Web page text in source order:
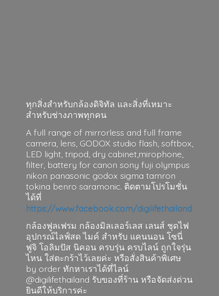
ทุกสิ่งสำหรับกล้องดิจิทัล และสิ่งที่เหมาะ
สำหรับช่างภาพทุกคน
A full range of mirrorless and full frame
camera, lens, GODOX studio flash, softbox,
LED light, tripod, dry cabinet,mirophone,
filter, battery for canon sony fuji olympus
nikon panasonic godox sigma tamron
tokina benro saramonic. ติดตามโปรโมชั่น
ได้ที่
https://www.facebook.com/digilifethailand
กล้องฟูลเฟรม กล้องมิลเลอร์เลส เลนส์ ชุดไฟ
อุปกรณ์ไลฟ์สด ไมค์ สำหรับ แคนนอน โซนี่
ฟูจิ โอลิมปัส นิคอน ครบรุ่น ครบไลน์ ถูกใจรุ่น
ไหน ใส่ตะกร้าไว้เลยค่ะ หรือสั่งสินค้าพิเศษ
by order ทักหาเราได้ที่ไลน์
@digilifethailand รับของที่ร้าน หรือจัดส่งด่วน
ยินดีให้บริการค่ะ